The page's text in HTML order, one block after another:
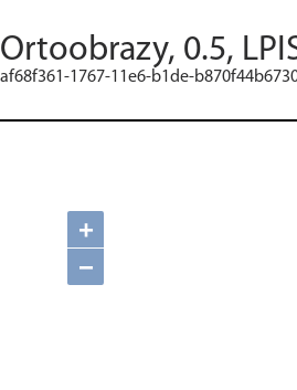
Ortoobrazy, 0.5,
af68f361-1767-11e6-b1de-
+
−